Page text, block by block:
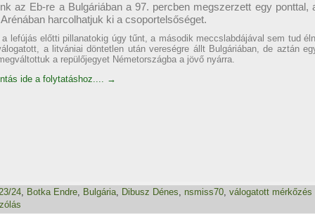
az Eb-re a Bulgáriában a 97. percben megszerzett egy ponttal,
harcolhatjuk ki a csoportelsőséget.
a lefújás előtti pillanatokig úgy tűnt, a második meccslabdájával sem tud
a litvániai döntetlen után vereségre állt Bulgáriában, de aztán
a repülőjegyet Németországba a jövő nyárra.
ide a folytatáshoz.... →
24, Botka Endre, Bulgária, Dibusz Dénes, nsmiss70, válogatott mérkőzés